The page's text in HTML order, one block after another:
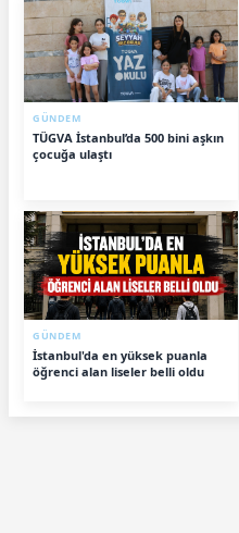
GÜNDEM
TÜGVA İstanbul’da 500 bini aşkın
çocuğa ulaştı
GÜNDEM
İstanbul'da en yüksek puanla
öğrenci alan liseler belli oldu